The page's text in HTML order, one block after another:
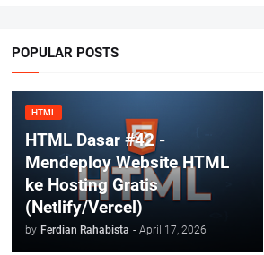
POPULAR POSTS
HTML
HTML Dasar #42 -
Mendeploy Website HTML
ke Hosting Gratis
(Netlify/Vercel)
by Ferdian Rahabista - April 17, 2026